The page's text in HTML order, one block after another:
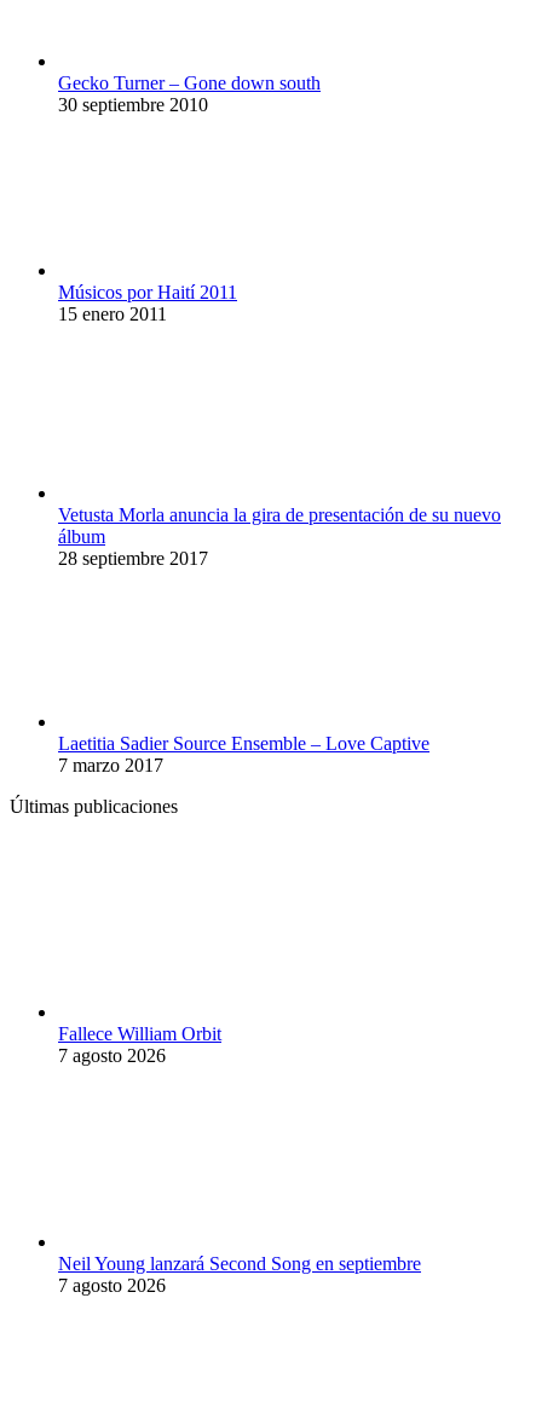
Gecko Turner – Gone down south
30 septiembre 2010
Músicos por Haití 2011
15 enero 2011
Vetusta Morla anuncia la gira de presentación de su nuevo
álbum
28 septiembre 2017
Laetitia Sadier Source Ensemble – Love Captive
7 marzo 2017
Últimas publicaciones
Fallece William Orbit
7 agosto 2026
Neil Young lanzará Second Song en septiembre
7 agosto 2026